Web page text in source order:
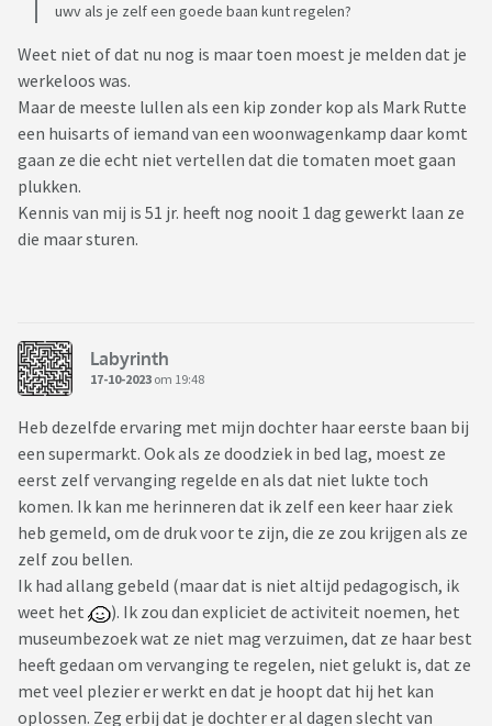
uwv als je zelf een goede baan kunt regelen?
Weet niet of dat nu nog is maar toen moest je melden dat je
werkeloos was.
Maar de meeste lullen als een kip zonder kop als Mark Rutte
een huisarts of iemand van een woonwagenkamp daar komt
gaan ze die echt niet vertellen dat die tomaten moet gaan
plukken.
Kennis van mij is 51 jr. heeft nog nooit 1 dag gewerkt laan ze
die maar sturen.
Labyrinth
17-10-2023 om 19:48
Heb dezelfde ervaring met mijn dochter haar eerste baan bij
een supermarkt. Ook als ze doodziek in bed lag, moest ze
eerst zelf vervanging regelde en als dat niet lukte toch
komen. Ik kan me herinneren dat ik zelf een keer haar ziek
heb gemeld, om de druk voor te zijn, die ze zou krijgen als ze
zelf zou bellen.
Ik had allang gebeld (maar dat is niet altijd pedagogisch, ik
weet het
). Ik zou dan expliciet de activiteit noemen, het
museumbezoek wat ze niet mag verzuimen, dat ze haar best
heeft gedaan om vervanging te regelen, niet gelukt is, dat ze
met veel plezier er werkt en dat je hoopt dat hij het kan
oplossen. Zeg erbij dat je dochter er al dagen slecht van